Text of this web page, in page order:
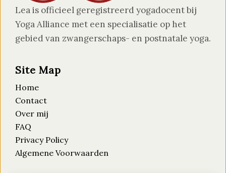
Lea is officieel geregistreerd yogadocent bij
Yoga Alliance met een specialisatie op het
gebied van zwangerschaps- en postnatale yoga.
Site Map
Home
Contact
Over mij
FAQ
Privacy Policy
Algemene Voorwaarden